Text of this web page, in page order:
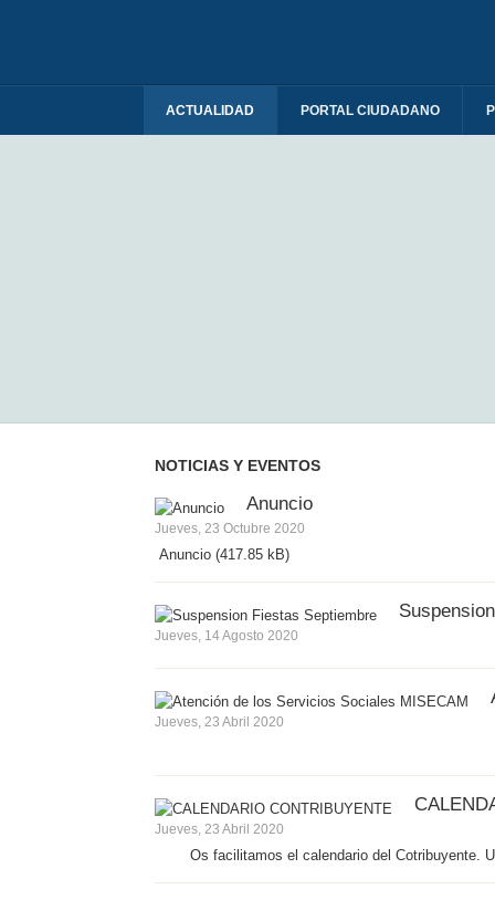
ACTUALIDAD PORTAL CIUDADANO
NOTICIAS Y EVENTOS
Anuncio
Jueves, 23 Octubre 2020
Anuncio (417.85 kB)
Jueves, 14 Agosto 2020
Jueves, 23 Abril 2020
Jueves, 23 Abril 2020
Os facilitamos el calendario del Cotribuyente.